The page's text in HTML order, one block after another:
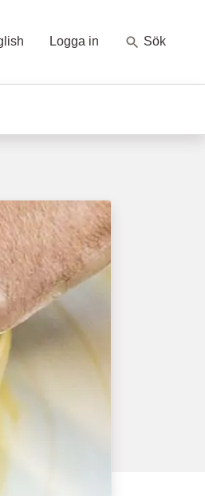
Logga in Sök